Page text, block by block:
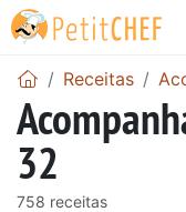
Receitas
32
758 receitas